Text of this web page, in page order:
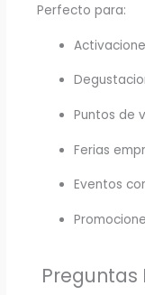
Perfecto para:
Puntos de
Ferias
Eventos
Preguntas